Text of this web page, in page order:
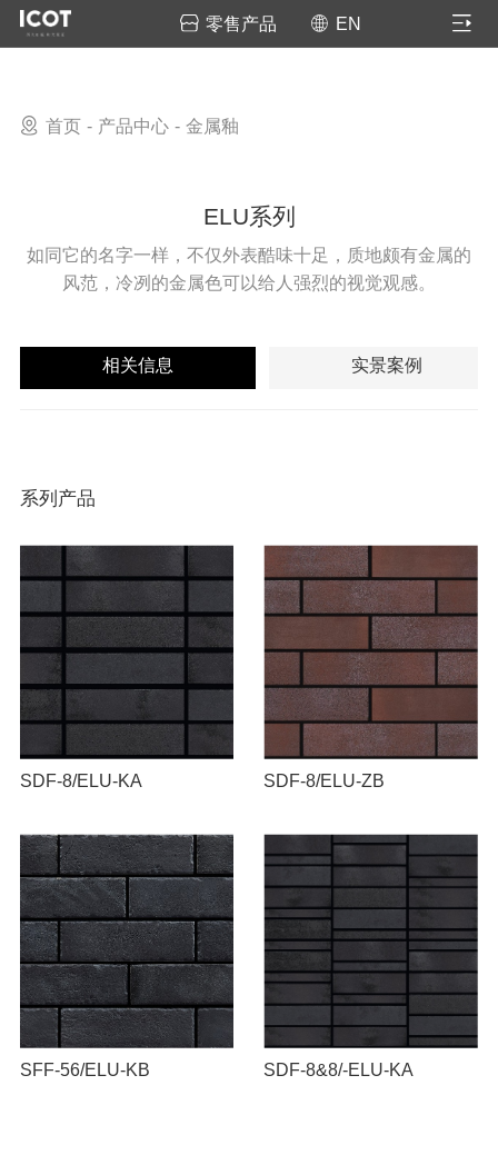
零售产品 EN
首页 产品中心 金属釉
ELU系列
如同它的名字一样，不仅外表酷味十足，质地颇有金属的
风范，冷冽的金属色可以给人强烈的视觉观感。
相关信息 实景案例
系列产品
SDF-8/ELU-KA SDF-8/ELU-ZB
SFF-56/ELU-KB SDF-8&8/-ELU-KA